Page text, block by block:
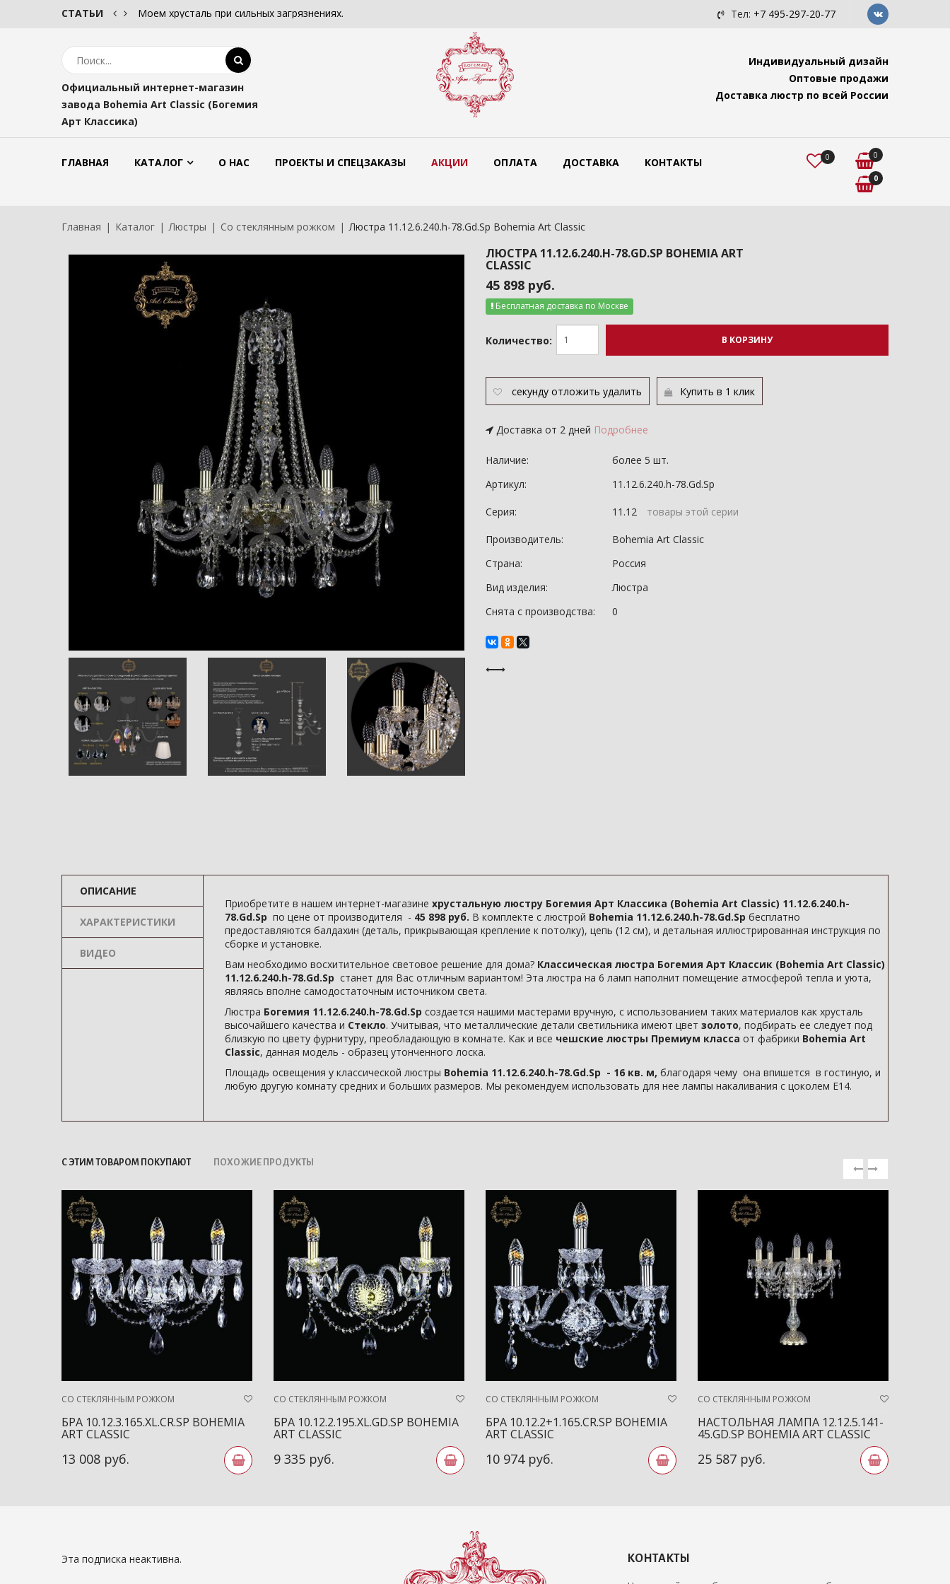
СТАТЬИ Моем хрусталь при сильных загрязнениях. Подвесные светильники Bohemia
Тел: +7 495-297-20-77
Официальный интернет-магазин
завода Bohemia Art Classic (Богемия
Арт Классика)
Индивидуальный дизайн
Оптовые продажи
Доставка люстр по всей России
ГЛАВНАЯ КАТАЛОГ О НАС ПРОЕКТЫ И СПЕЦЗАКАЗЫ АКЦИИ ОПЛАТА ДОСТАВКА КОНТАКТЫ 0 0
0
Главная Каталог Люстры Со стеклянным рожком Люстра 11.12.6.240.h-78.Gd.Sp Bohemia Art Classic
ЛЮСТРА 11.12.6.240.H-78.GD.SP BOHEMIA ART
CLASSIC
45 898 руб.
Бесплатная доставка по Москве
Количество: В КОРЗИНУ
секунду отложить удалить Купить в 1 клик
Доставка от 2 дней Подробнее
Наличие:
более 5 шт.
Артикул:
11.12.6.240.h-78.Gd.Sp
Серия: 11.12 товары этой серии
Производитель:
Bohemia Art Classic
Страна:
Россия
Вид изделия:
Люстра
Снята с производства:
0
ОПИСАНИЕ
ХАРАКТЕРИСТИКИ
ВИДЕО
Приобретите в нашем интернет-магазине хрустальную люстру Богемия Арт Классика (Bohemia Art Classic) 11.12.6.240.h-
78.Gd.Sp по цене от производителя - 45 898 руб. В комплекте с люстрой Bohemia 11.12.6.240.h-78.Gd.Sp бесплатно
предоставляются балдахин (деталь, прикрывающая крепление к потолку), цепь (12 см), и детальная иллюстрированная инструкция по
сборке и установке.
Вам необходимо восхитительное световое решение для дома? Классическая люстра Богемия Арт Классик (Bohemia Art Classic)
11.12.6.240.h-78.Gd.Sp станет для Вас отличным вариантом! Эта люстра на 6 ламп наполнит помещение атмосферой тепла и уюта,
являясь вполне самодостаточным источником света.
Люстра Богемия 11.12.6.240.h-78.Gd.Sp создается нашими мастерами вручную, с использованием таких материалов как хрусталь
высочайшего качества и Стекло. Учитывая, что металлические детали светильника имеют цвет золото, подбирать ее следует под
близкую по цвету фурнитуру, преобладающую в комнате. Как и все чешские люстры Премиум класса от фабрики Bohemia Art
Classic, данная модель - образец утонченного лоска.
Площадь освещения у классической люстры Bohemia 11.12.6.240.h-78.Gd.Sp - 16 кв. м, благодаря чему она впишется в гостиную, и
любую другую комнату средних и больших размеров. Мы рекомендуем использовать для нее лампы накаливания с цоколем E14.
С ЭТИМ ТОВАРОМ ПОКУПАЮТ ПОХОЖИЕ ПРОДУКТЫ
СО СТЕКЛЯННЫМ РОЖКОМ
БРА 10.12.3.165.XL.CR.SP BOHEMIA
ART CLASSIC
13 008 руб.
СО СТЕКЛЯННЫМ РОЖКОМ
БРА 10.12.2.195.XL.GD.SP BOHEMIA
ART CLASSIC
9 335 руб.
СО СТЕКЛЯННЫМ РОЖКОМ
БРА 10.12.2+1.165.CR.SP BOHEMIA
ART CLASSIC
10 974 руб.
СО СТЕКЛЯННЫМ РОЖКОМ
НАСТОЛЬНАЯ ЛАМПА 12.12.5.141-
45.GD.SP BOHEMIA ART CLASSIC
25 587 руб.
Эта подписка неактивна. КОНТАКТЫ